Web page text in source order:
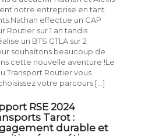
notre entreprise en tant
effectue un CAP
Routier sur 1 an tandis
un BTS GTLA sur 2
souhaitons beaucoup de
cette nouvelle aventure !Le
Transport Routier vous
votre parcours […]
RSE 2024
Tarot :
durable et